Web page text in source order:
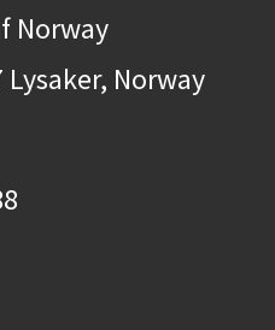
Norway
Lysaker, Norway